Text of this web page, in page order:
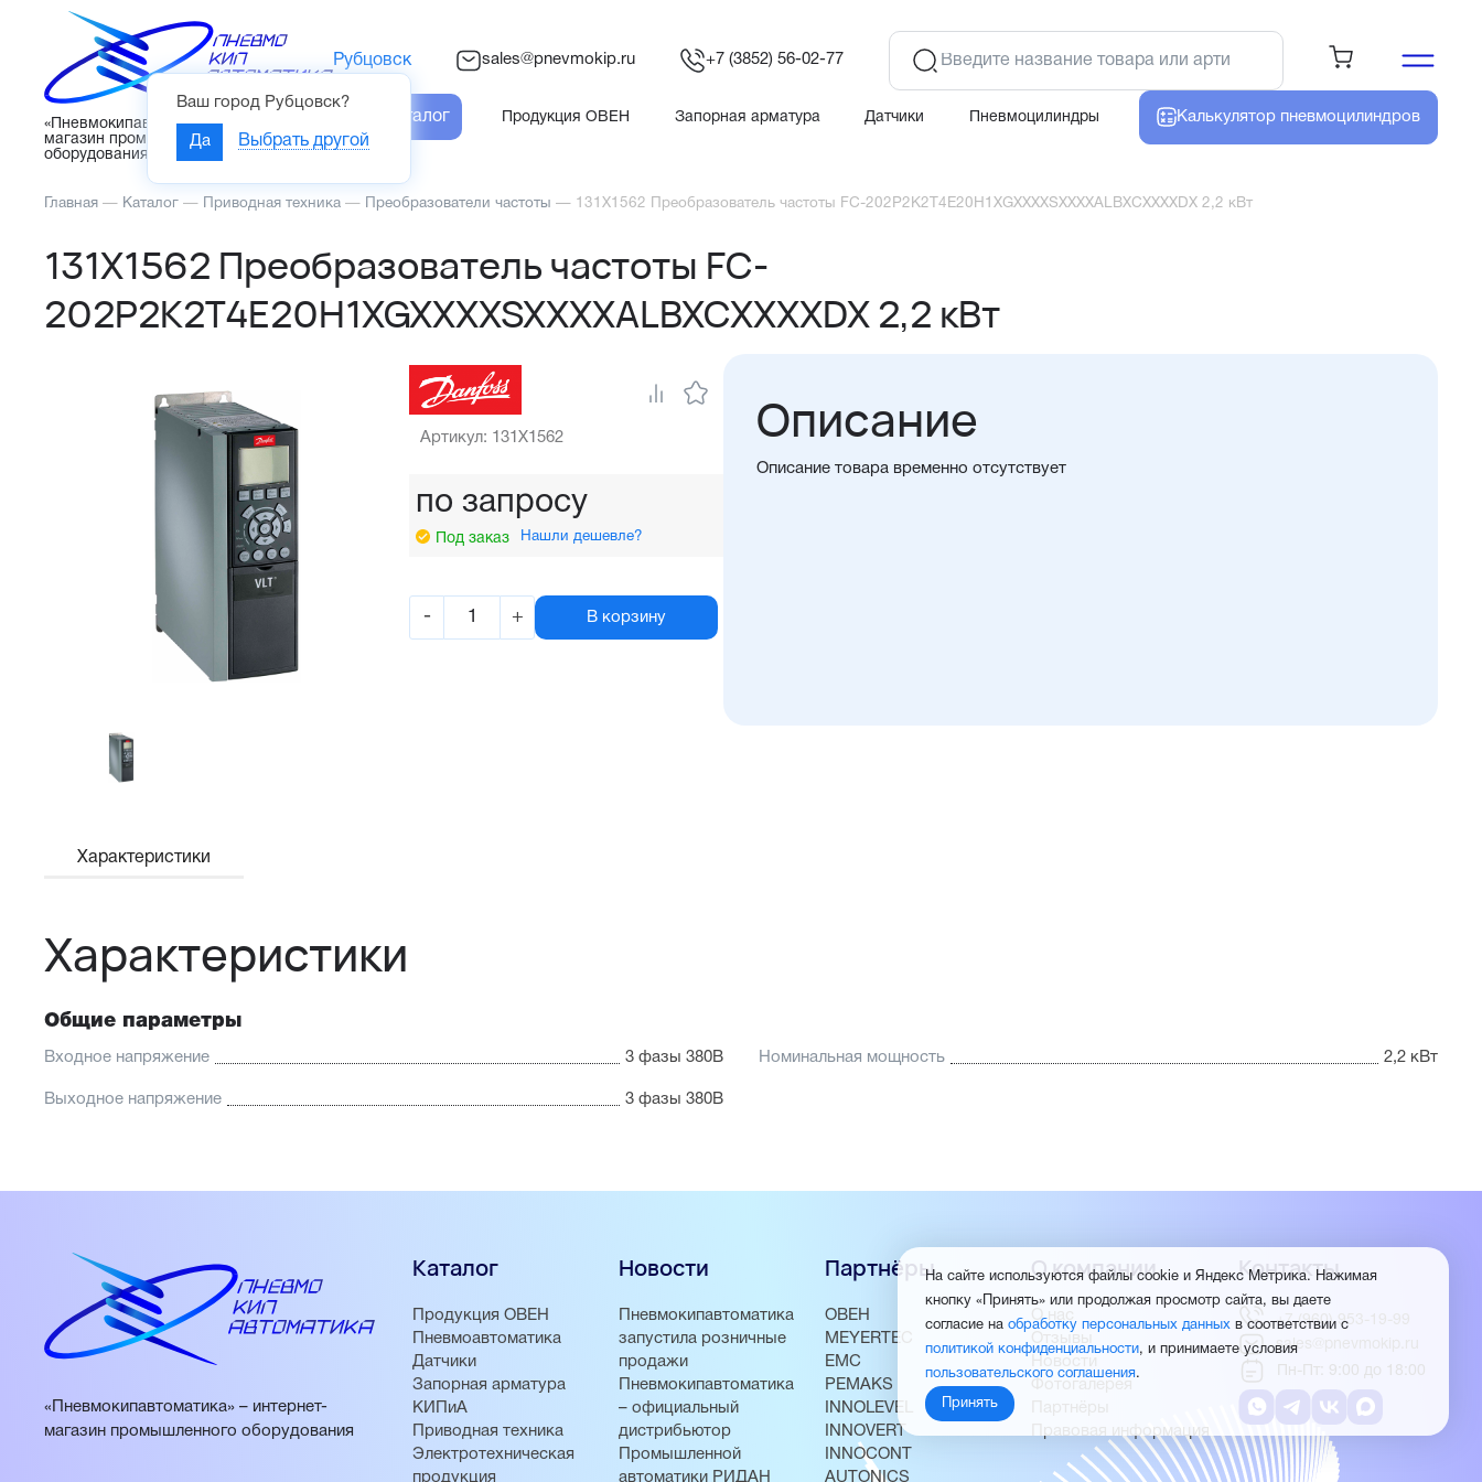
«Пневмокипавтоматика» – интернет-
магазин промышленного
оборудования
Рубцовск
Ваш город Рубцовск?
Да Выбрать другой
sales@pnevmokip.ru +7 (3852) 56-02-77
Каталог Продукция ОВЕН Запорная арматура Датчики Пневмоцилиндры Калькулятор пневмоцилиндров
Главная — Каталог — Приводная техника — Преобразователи частоты — 131X1562 Преобразователь частоты FC-202P2K2T4E20H1XGXXXXSXXXXALBXCXXXXDX 2,2 кВт
131X1562 Преобразователь частоты FC-
202P2K2T4E20H1XGXXXXSXXXXALBXCXXXXDX 2,2 кВт
Артикул: 131X1562
по запросу
Под заказ Нашли дешевле?
- + В корзину
Описание
Описание товара временно отсутствует
Характеристики
Характеристики
Общие параметры
Входное напряжение 3 фазы 380В Номинальная мощность 2,2 кВт
Выходное напряжение 3 фазы 380В
«Пневмокипавтоматика» – интернет-
магазин промышленного оборудования
Каталог
Продукция ОВЕН
Пневмоавтоматика
Датчики
Запорная арматура
КИПиА
Приводная техника
Электротехническая
продукция
Новости
Пневмокипавтоматика
запустила розничные
продажи
Пневмокипавтоматика
– официальный
дистрибьютор
Промышленной
автоматики РИДАН
Партнёры
ОВЕН
MEYERTEC
EMC
PEMAKS
INNOLEVEL
INNOVERT
INNOCONT
AUTONICS
О компании
О нас
Отзывы
Новости
Фотогалерея
Партнёры
Правовая информация
Контакты
+7 (960) 953-19-99
sales@pnevmokip.ru
Пн-Пт: 9:00 до 18:00
На сайте используются файлы cookie и Яндекс Метрика. Нажимая
кнопку «Принять» или продолжая просмотр сайта, вы даете
согласие на обработку персональных данных в соответствии с
политикой конфиденциальности, и принимаете условия
пользовательского соглашения.
Принять